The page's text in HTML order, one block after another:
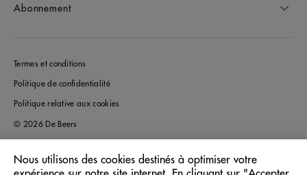
Abonnement
Termes et conditions
Politique de confidentialité
Politique relative aux cookies
© 2026 De Beers
Nous utilisons des cookies destinés à optimiser votre